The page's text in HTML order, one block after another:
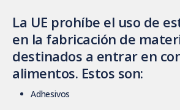
La UE prohíbe el uso de
en la fabricación de
destinados a entrar en
alimentos. Estos son:
Adhesivos